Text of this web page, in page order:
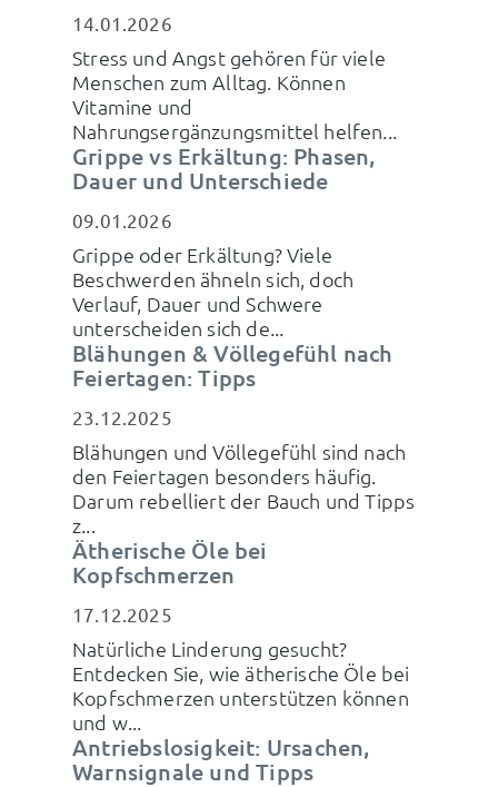
14.01.2026
Stress und Angst gehören für viele
Menschen zum Alltag. Können
Vitamine und
Nahrungsergänzungsmittel helfen...
Grippe vs Erkältung: Phasen,
Dauer und Unterschiede
09.01.2026
Grippe oder Erkältung? Viele
Beschwerden ähneln sich, doch
Verlauf, Dauer und Schwere
unterscheiden sich de...
Blähungen & Völlegefühl nach
Feiertagen: Tipps
23.12.2025
Blähungen und Völlegefühl sind nach
den Feiertagen besonders häufig.
Darum rebelliert der Bauch und Tipps
z...
Ätherische Öle bei
Kopfschmerzen
17.12.2025
Natürliche Linderung gesucht?
Entdecken Sie, wie ätherische Öle bei
Kopfschmerzen unterstützen können
und w...
Antriebslosigkeit: Ursachen,
Warnsignale und Tipps